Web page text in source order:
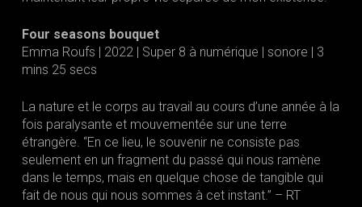
Four seasons bouquet
Emma Roufs | 2022 | Super 8 à numérique | sonore | 3
mins 25 secs
La nature et le corps au travail au cours d’une année à la
fois paralysante et mouvementée sur une terre
étrangère. “En ce lieu, le souvenir ne consiste pas
seulement en un fragment du passé qui nous ramène
dans le temps, mais en quelque chose de tangible qui
fait de nous qui nous sommes à cet instant.” – RT